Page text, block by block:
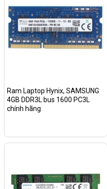
Ram Laptop Hynix, SAMSUNG
4GB DDR3L bus 1600 PC3L
chính hãng